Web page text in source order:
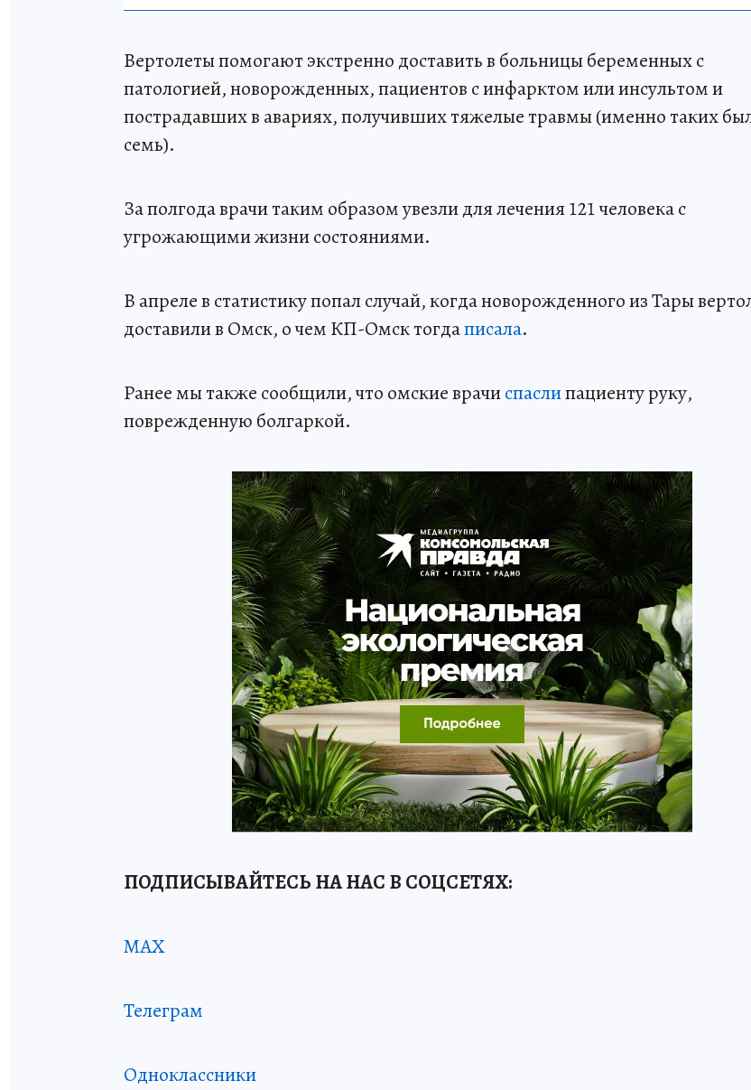
Вертолеты помогают экстренно доставить в больницы беременных с
патологией, новорожденных, пациентов с инфарктом или инсультом и
пострадавших в авариях, получивших тяжелые травмы (именно таких
семь).
За полгода врачи таким образом увезли для лечения 121 человека с
угрожающими жизни состояниями.
В апреле в статистику попал случай, когда новорожденного из Тары
доставили в Омск, о чем КП-Омск тогдаписала.
Ранее мы также сообщили, что омские врачиспаслипациенту руку,
поврежденную болгаркой.
ПОДПИСЫВАЙТЕСЬ НА НАС В СОЦСЕТЯХ:
MAX
Телеграм
Одноклассники